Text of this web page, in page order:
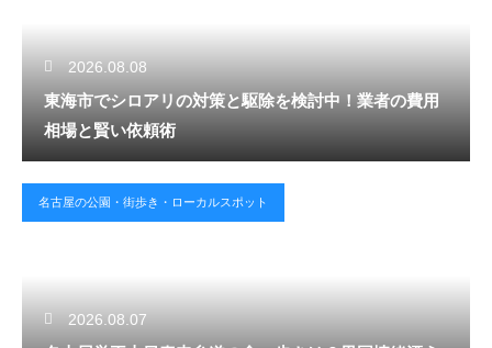
2026.08.08
東海市でシロアリの対策と駆除を検討中！業者の費用
相場と賢い依頼術
名古屋の公園・街歩き・ローカルスポット
2026.08.07